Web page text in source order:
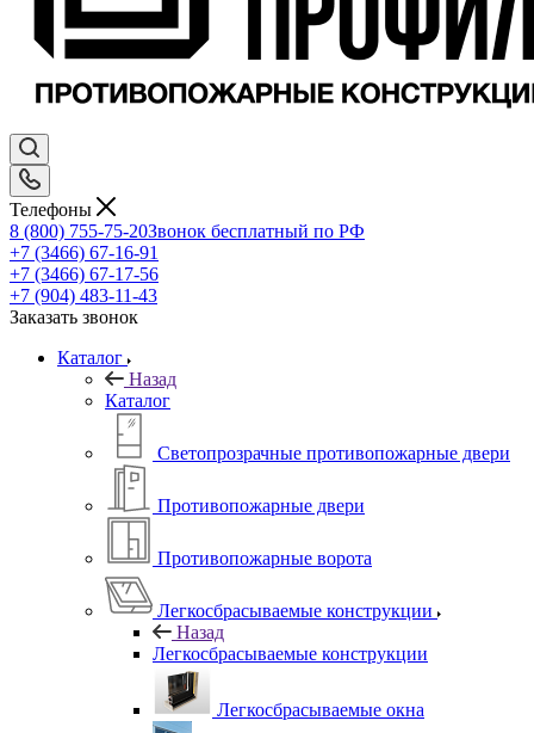
Телефоны
8 (800) 755-75-20Звонок бесплатный по РФ
+7 (3466) 67-16-91
+7 (3466) 67-17-56
+7 (904) 483-11-43
Заказать звонок
Каталог
Назад
Каталог
Светопрозрачные противопожарные двери
Противопожарные двери
Противопожарные ворота
Легкосбрасываемые конструкции
Назад
Легкосбрасываемые конструкции
Легкосбрасываемые окна